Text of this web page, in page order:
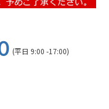
(平日 9:00 -17:00)